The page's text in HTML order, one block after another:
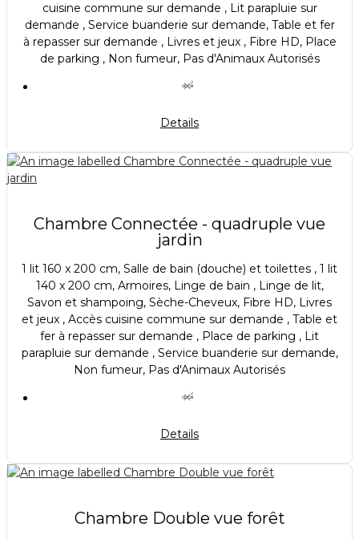
cuisine commune sur demande , Lit parapluie sur
demande , Service buanderie sur demande, Table et fer
à repasser sur demande , Livres et jeux , Fibre HD, Place
de parking , Non fumeur, Pas d'Animaux Autorisés
Details
Chambre Connectée - quadruple vue
jardin
1 lit 160 x 200 cm, Salle de bain (douche) et toilettes , 1 lit
140 x 200 cm, Armoires, Linge de bain , Linge de lit,
Savon et shampoing, Sèche-Cheveux, Fibre HD, Livres
et jeux , Accès cuisine commune sur demande , Table et
fer à repasser sur demande , Place de parking , Lit
parapluie sur demande , Service buanderie sur demande,
Non fumeur, Pas d'Animaux Autorisés
Details
Chambre Double vue forêt